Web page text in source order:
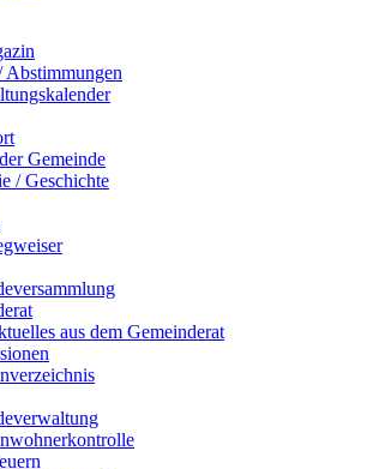
Abstimmungen
Gemeinde
/ Geschichte
aus dem Gemeinderat